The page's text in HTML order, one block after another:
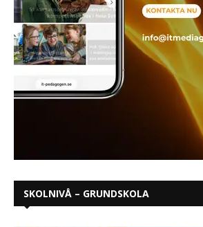
SKOLNIVÅ – GRUNDSKOLA